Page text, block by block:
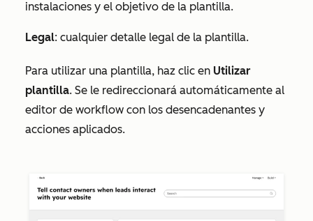
instalaciones y el objetivo de la plantilla.
Legal: cualquier detalle legal de la plantilla.
Para utilizar una plantilla, haz clic en Utilizar
plantilla. Se le redireccionará automáticamente al
editor de workflow con los desencadenantes y
acciones aplicados.